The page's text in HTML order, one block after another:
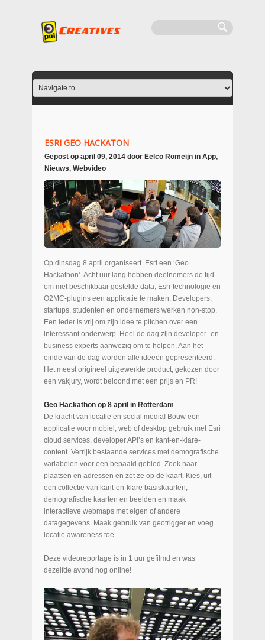
ESRI GEO HACKATON
Gepost op april 09, 2014 door Eelco Romeijn in App,
Nieuws, Webvideo
Op dinsdag 8 april organiseert. Esri een ‘Geo
Hackathon’. Acht uur lang hebben deelnemers de tijd
om met beschikbaar gestelde data, Esri-technologie en
O2MC-plugins een applicatie te maken. Developers,
startups, studenten en ondernemers werken non-stop.
Een ieder is vrij om zijn idee te pitchen over een
interessant onderwerp. Heel de dag zijn developer- en
business experts aanwezig om te helpen. Aan het
einde van de dag worden alle ideeën gepresenteerd.
Het meest origineel uitgewerkte product, gekozen door
een vakjury, wordt beloond met een prijs en PR!
Geo Hackathon op 8 april in Rotterdam
De kracht van locatie en social media! Bouw een
applicatie voor mobiel, web of desktop gebruik met Esri
cloud services, developer API’s en kant-en-klare-
content. Verrijk bestaande services met demografische
variabelen voor een bepaald gebied. Zoek naar
plaatsen en adressen en zet ze op de kaart. Kies, uit
een collectie van kant-en-klare basiskaarten,
demografische kaarten en beelden en maak
interactieve webmaps met eigen of andere
datagegevens. Maak gebruik van geotrigger en voeg
locatie awareness toe.
Deze videoreportage is in 1 uur gefilmd en was
dezelfde avond nog online!